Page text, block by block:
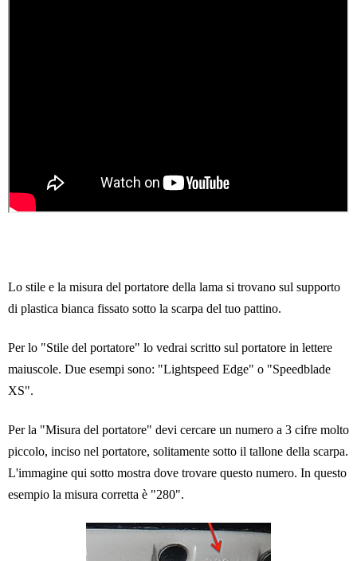
Lo stile e la misura del portatore della lama si trovano sul supporto
di plastica bianca fissato sotto la scarpa del tuo pattino.
Per lo "Stile del portatore" lo vedrai scritto sul portatore in lettere
maiuscole. Due esempi sono: "Lightspeed Edge" o "Speedblade
XS".
Per la "Misura del portatore" devi cercare un numero a 3 cifre molto
piccolo, inciso nel portatore, solitamente sotto il tallone della scarpa.
L'immagine qui sotto mostra dove trovare questo numero. In questo
esempio la misura corretta è "280".